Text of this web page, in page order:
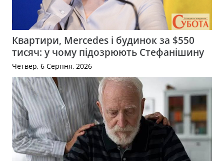
Квартири, Mercedes і будинок за $550
тисяч: у чому підозрюють Стефанішину
Четвер, 6 Серпня, 2026